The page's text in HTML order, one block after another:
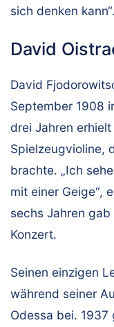
sich denken kann“.
David
David
September 1908
drei Jahren
Spielzeugvioline,
brachte. „Ich
mit einer Geige“,
sechs Jahren
Konzert.
Seinen einzigen
während seiner
Odessa bei.